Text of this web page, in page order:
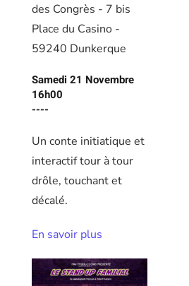
des Congrès - 7 bis
Place du Casino -
59240 Dunkerque
Samedi 21 Novembre
16h00
----
Un conte initiatique et
interactif tour à tour
drôle, touchant et
décalé.
En savoir plus